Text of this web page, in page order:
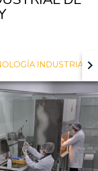
INDUSTRIALkeyboard_arrow_right